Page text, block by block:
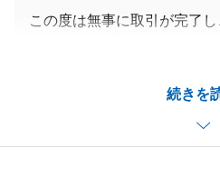
続きを
この度は無事に取引が完了
今後も今回の取引にて得た
します。誠にありがとうござ